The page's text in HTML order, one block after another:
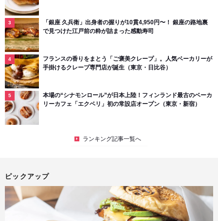
「銀座 久兵衛」出身者の握りが10貫4,950円〜！ 銀座の路地裏
で見つけた江戸前の粋が詰まった感動寿司
フランスの香りをまとう「ご褒美クレープ」。人気ベーカリーが
手掛けるクレープ専門店が誕生（東京・日比谷）
本場の“シナモンロール”が日本上陸！フィンランド最古のベーカ
リーカフェ「エクベリ」初の常設店オープン（東京・新宿）
ランキング記事一覧へ
ピックアップ